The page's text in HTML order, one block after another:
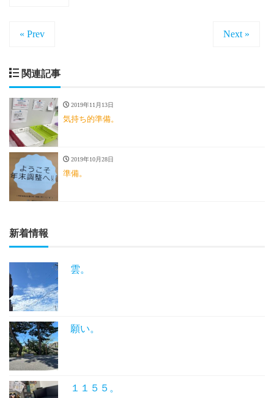
« Prev Next »
関連記事
2019年11月13日
気持ち的準備。
2019年10月28日
準備。
新着情報
雲。
願い。
１１５５。